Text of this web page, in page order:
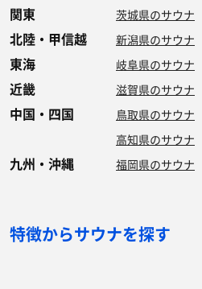
関東 茨城県のサウナ
北陸・甲信越 新潟県のサウナ
東海 岐阜県のサウナ
近畿 滋賀県のサウナ
中国・四国 鳥取県のサウナ
高知県のサウナ
九州・沖縄 福岡県のサウナ
特徴からサウナを探す